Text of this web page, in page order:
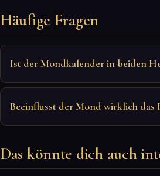
Häufige Fragen
Ist der Mondkalender in beiden
Beeinflusst der Mond wirklich das
Das könnte dich auch